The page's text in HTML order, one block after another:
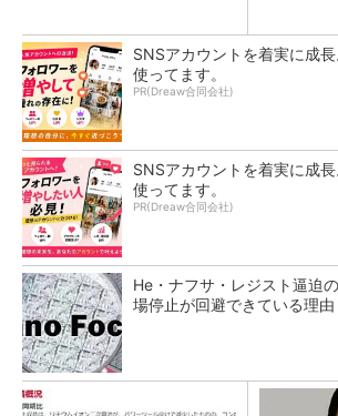
SNSアカウントを着実に成
使ってます。
PR(Dreaw合同会社)
SNSアカウントを着実に成
使ってます。
PR(Dreaw合同会社)
He・ナフサ・レジスト逼迫
場停止が回避できている理由